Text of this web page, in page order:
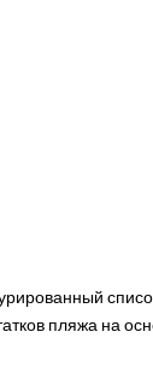
пляжа на